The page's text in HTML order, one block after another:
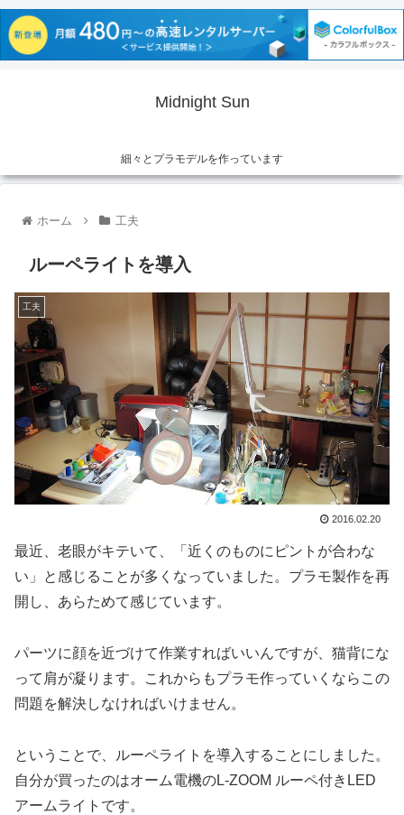
Midnight Sun
細々とプラモデルを作っています
ホーム 工夫
ルーペライトを導入
工夫
2016.02.20
最近、老眼がキテいて、「近くのものにピントが合わな
い」と感じることが多くなっていました。プラモ製作を再
開し、あらためて感じています。
パーツに顔を近づけて作業すればいいんですが、猫背にな
って肩が凝ります。これからもプラモ作っていくならこの
問題を解決しなければいけません。
ということで、ルーペライトを導入することにしました。
自分が買ったのはオーム電機のL-ZOOM ルーペ付きLED
アームライトです。